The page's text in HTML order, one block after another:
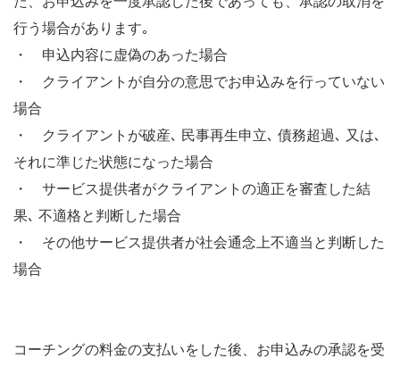
行う場合があります｡
・ 申込内容に虚偽のあった場合
・ クライアントが自分の意思でお申込みを行っていない
場合
・ クライアントが破産､ 民事再生申立､ 債務超過､ 又は､
それに準じた状態になった場合
・ サービス提供者がクライアントの適正を審査した結
果､ 不適格と判断した場合
・ その他サービス提供者が社会通念上不適当と判断した
場合
コーチングの料金の支払いをした後、お申込みの承認を受